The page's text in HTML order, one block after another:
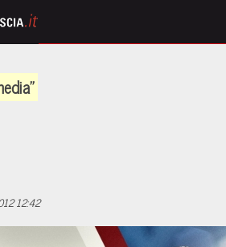
12:42